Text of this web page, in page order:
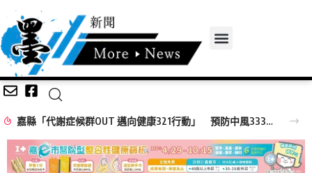
嘉縣「代謝症候群OUT 邁向健康321行動」 預防中風333守護腦血管健康